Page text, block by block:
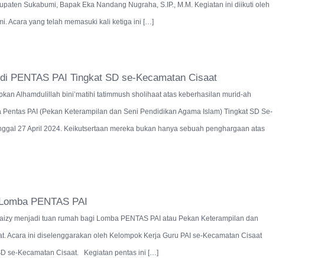
Sukabumi, Bapak Eka Nandang Nugraha, S.IP., M.M. Kegiatan ini diikuti oleh
Acara yang telah memasuki kali ketiga ini […]
PENTAS PAI Tingkat SD se-Kecamatan Cisaat
Alhamdulillah bini’matihi tatimmush sholihaat atas keberhasilan murid-ah
PAI (Pekan Keterampilan dan Seni Pendidikan Agama Islam) Tingkat SD Se-
27 April 2024. Keikutsertaan mereka bukan hanya sebuah penghargaan atas
PENTAS PAI
menjadi tuan rumah bagi Lomba PENTAS PAI atau Pekan Keterampilan dan
Acara ini diselenggarakan oleh Kelompok Kerja Guru PAI se-Kecamatan Cisaat
se-Kecamatan Cisaat. Kegiatan pentas ini […]